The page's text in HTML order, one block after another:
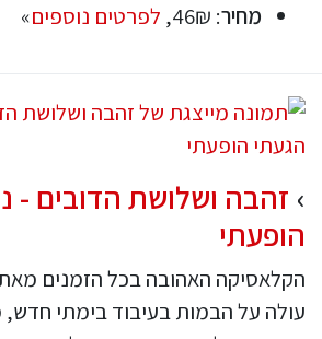
מחיר: 46₪, לפרטים נוספים»
זהבה ושלושת הדובים -
הופעתי
הקלאסיקה האהובה בכל הזמנים
עולה על הבמות בעיבוד בימתי